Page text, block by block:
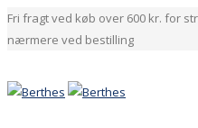
Fri fragt ved køb over 600 kr. for
nærmere ved bestilling